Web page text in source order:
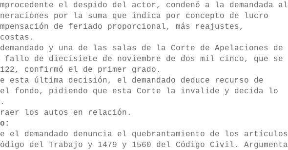
el despido del actor, condenó a la demandada al
por la suma que indica por concepto de lucro
de feriado proporcional, más reajustes,
y una de las salas de la Corte de Apelaciones de
fallo de diecisiete de noviembre de dos mil cinco, que se
confirmó el de primer grado.
esta última decisión, el demandado deduce recurso de
el fondo, pidiendo que esta Corte la invalide y decida lo
los autos en relación.
el demandado denuncia el quebrantamiento de los artículos
del Trabajo y 1479 y 1560 del Código Civil. Argumenta